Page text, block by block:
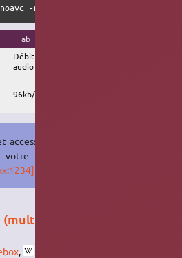
-nostop -|vlc - --sout
ab
Débit
audio
96kb/s
par
IP.
,